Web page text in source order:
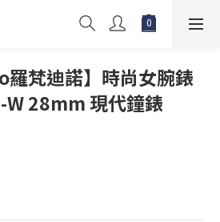
羅梵迪諾】時尚女腕錶
W 28mm 現代鐘錶